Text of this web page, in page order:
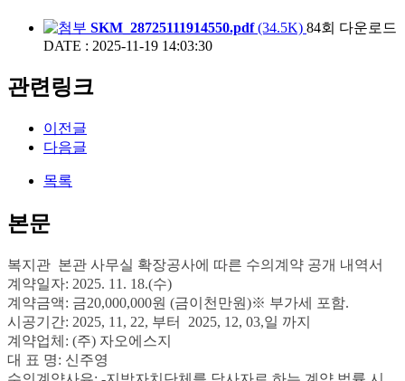
SKM_28725111914550.pdf(34.5K) 84회 다운로드
DATE : 2025-11-19 14:03:30
관련링크
이전글
다음글
목록
본문
복지관 본관 사무실 확장공사에 따른 수의계약 공개 내역서
계약일자: 2025. 11. 18.(수)
계약금액: 금20,000,000원 (금이천만원)※ 부가세 포함.
시공기간: 2025, 11, 22, 부터 2025, 12, 03,일 까지
계약업체 : (주) 자오에스지
대 표 명: 신주영